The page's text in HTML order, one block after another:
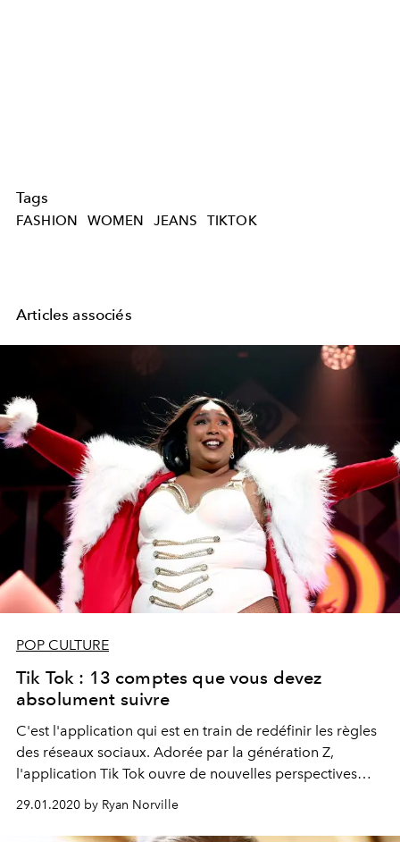
Tags
FASHION WOMEN JEANS TIKTOK
Articles associés
POP CULTURE
Tik Tok : 13 comptes que vous devez
absolument suivre
C'est l'application qui est en train de redéfinir les règles
des réseaux sociaux. Adorée par la génération Z,
l'application Tik Tok ouvre de nouvelles perspectives
13 comptes que l'on vous conseille de suivre sans
attendre.
29.01.2020 by Ryan Norville